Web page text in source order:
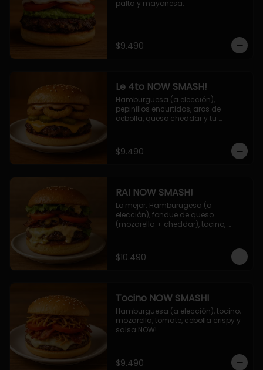
palta y mayonesa.
$9.490
Le 4to NOW SMASH!
Hamburguesa (a elección),
pepinillos encurtidos, aros de
cebolla, queso cheddar y tu
$9.490
RAI NOW SMASH!
Lo mejor: Hamburugesa (a
elección), fondue de queso
(mozarella + cheddar), tocino,
NOW!
$10.490
Tocino NOW SMASH!
Hamburguesa (a elección), tocino,
mozarella, tomate, cebolla crispy y
salsa NOW!
$9.490